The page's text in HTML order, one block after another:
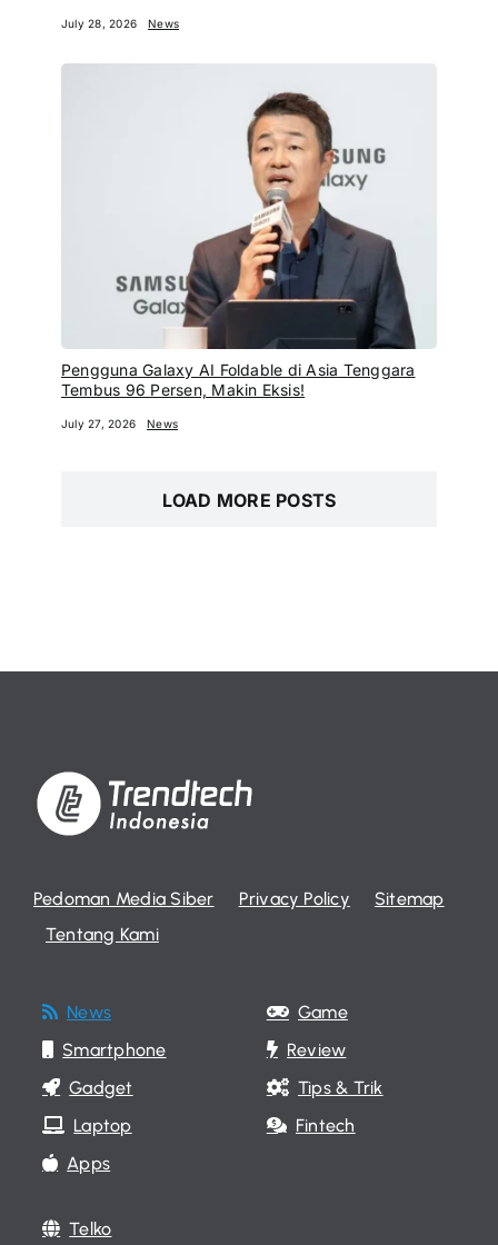
July 28, 2026 News
Pengguna Galaxy AI Foldable di Asia Tenggara
Tembus 96 Persen, Makin Eksis!
July 27, 2026 News
LOAD MORE POSTS
Pedoman Media Siber Privacy Policy
Sitemap
Tentang Kami
News
Smartphone
Gadget
Laptop
Apps
Game
Review
Tips & Trik
Fintech
Telko